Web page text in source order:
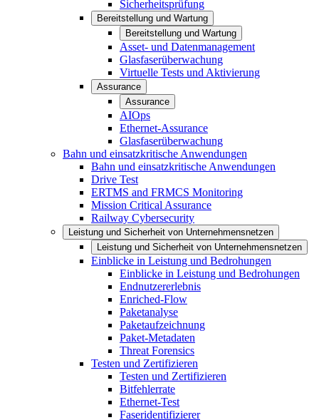
Sicherheitsprüfung
Bereitstellung und Wartung
Bereitstellung und Wartung
Asset- und Datenmanagement
Glasfaserüberwachung
Virtuelle Tests und Aktivierung
Assurance
Assurance
AIOps
Ethernet-Assurance
Glasfaserüberwachung
Bahn und einsatzkritische Anwendungen
Bahn und einsatzkritische Anwendungen
Drive Test
ERTMS and FRMCS Monitoring
Mission Critical Assurance
Railway Cybersecurity
Leistung und Sicherheit von Unternehmensnetzen
Leistung und Sicherheit von Unternehmensnetzen
Einblicke in Leistung und Bedrohungen
Einblicke in Leistung und Bedrohungen
Endnutzererlebnis
Enriched-Flow
Paketanalyse
Paketaufzeichnung
Paket-Metadaten
Threat Forensics
Testen und Zertifizieren
Testen und Zertifizieren
Bitfehlerrate
Ethernet-Test
Faseridentifizierer